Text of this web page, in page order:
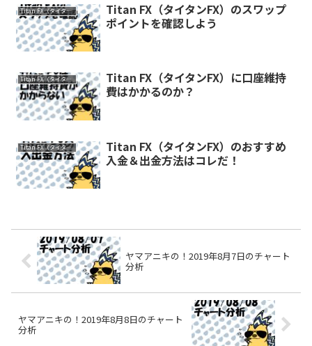
Titan FX（タイタンFX）
Titan FX（タイタンFX）のスワップ
ポイントを確認しよう
Titan FX（タイタンFX）
Titan FX（タイタンFX）に口座維持
費はかかるのか？
Titan FX（タイタンFX）
Titan FX（タイタンFX）のおすすめ
入金＆出金方法はコレだ！
ヤマアニキの！2019年8月7日のチャート
分析
ヤマアニキの！2019年8月8日のチャート
分析